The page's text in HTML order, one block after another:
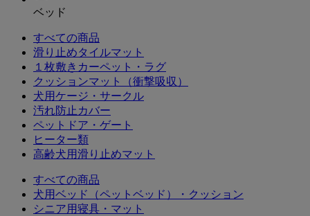
ベッド
すべての商品
滑り止めタイルマット
１枚敷きカーペット・ラグ
クッションマット（衝撃吸収）
犬用ケージ・サークル
汚れ防止カバー
ペットドア・ゲート
ヒーター類
高齢犬用滑り止めマット
すべての商品
犬用ベッド（ペットベッド）・クッション
シニア用寝具・マット